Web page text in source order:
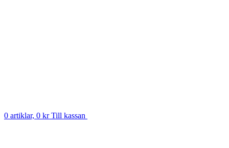
0 artiklar, 0 krTill kassan